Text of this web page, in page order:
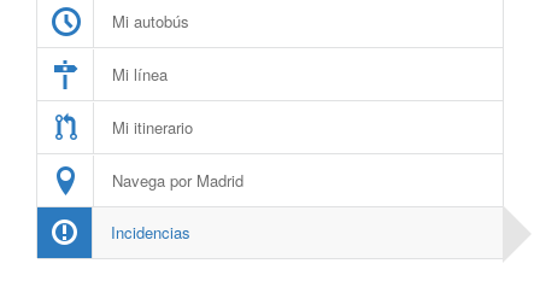
Mi autobús
Mi línea
Mi itinerario
Navega por Madrid
Incidencias